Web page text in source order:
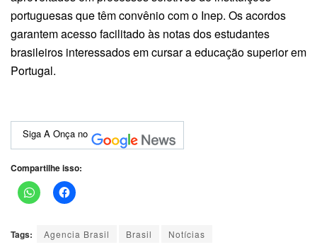
portuguesas que têm convênio com o Inep. Os acordos
garantem acesso facilitado às notas dos estudantes
brasileiros interessados em cursar a educação superior em
Portugal.
Siga A Onça no
Compartilhe isso:
Tags: Agencia Brasil Brasil Notícias